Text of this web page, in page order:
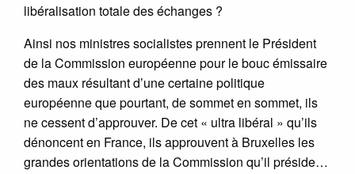
libéralisation totale des échanges ?
Ainsi nos ministres socialistes prennent le Président
de la Commission européenne pour le bouc émissaire
des maux résultant d’une certaine politique
européenne que pourtant, de sommet en sommet, ils
ne cessent d’approuver. De cet « ultra libéral » qu’ils
dénoncent en France, ils approuvent à Bruxelles les
grandes orientations de la Commission qu’il préside…